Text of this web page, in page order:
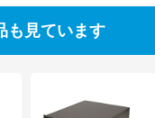
も見ています